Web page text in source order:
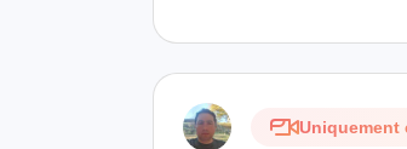
Uniquement